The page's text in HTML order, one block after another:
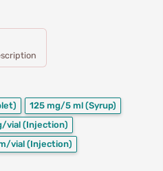
125 mg/5 ml (Syrup)
vial (Injection)
vial(Injection)